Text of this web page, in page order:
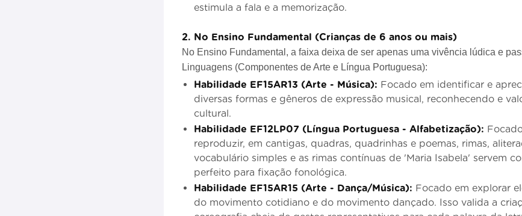
estimula a fala e a memorização.
2. No Ensino Fundamental (Crianças de 6 anos ou mais)
No Ensino Fundamental, a faixa deixa de ser apenas uma vivência lúdica e
Linguagens (Componentes de Arte e Língua Portuguesa):
Habilidade EF15AR13 (Arte - Música): Focado em identificar e
diversas formas e gêneros de expressão musical, reconhecendo e
cultural.
Habilidade EF12LP07 (Língua Portuguesa - Alfabetização):
reproduzir, em cantigas, quadras, quadrinhas e poemas, rimas,
vocabulário simples e as rimas contínuas de 'Maria Isabela' servem
perfeito para fixação fonológica.
Habilidade EF15AR15 (Arte - Dança/Música): Focado em explorar
do movimento cotidiano e do movimento dançado. Isso valida a